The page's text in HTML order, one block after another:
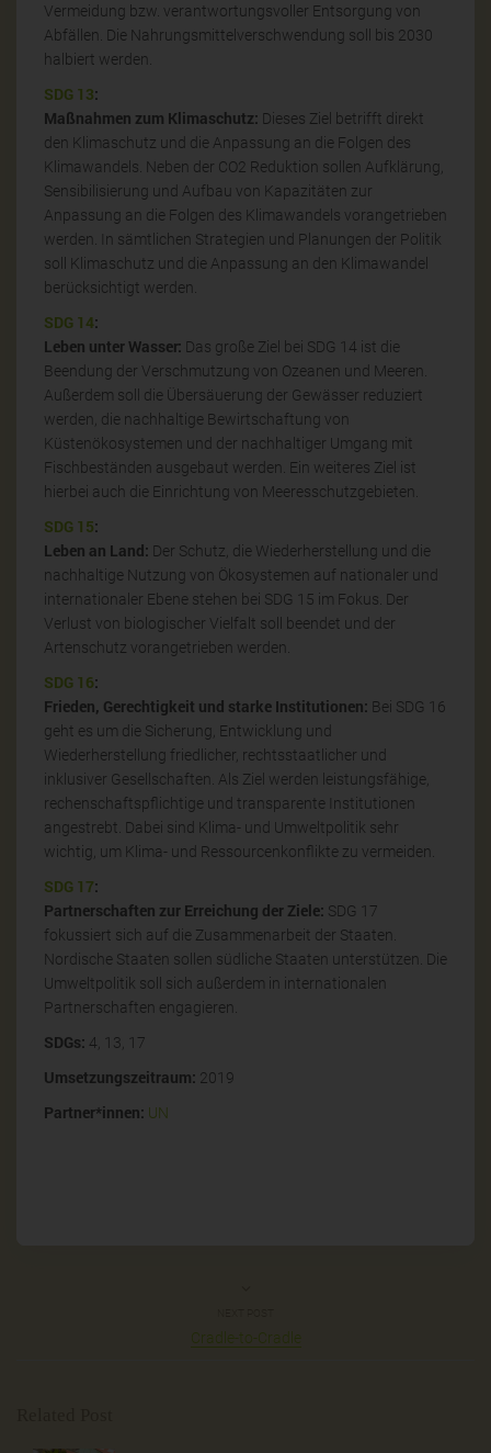
Vermeidung bzw. verantwortungsvoller Entsorgung von
Abfällen. Die Nahrungsmittelverschwendung soll bis 2030
halbiert werden.
SDG 13:
Maßnahmen zum Klimaschutz: Dieses Ziel betrifft direkt
den Klimaschutz und die Anpassung an die Folgen des
Klimawandels. Neben der CO2 Reduktion sollen Aufklärung,
Sensibilisierung und Aufbau von Kapazitäten zur
Anpassung an die Folgen des Klimawandels vorangetrieben
werden. In sämtlichen Strategien und Planungen der Politik
soll Klimaschutz und die Anpassung an den Klimawandel
berücksichtigt werden.
SDG 14:
Leben unter Wasser: Das große Ziel bei SDG 14 ist die
Beendung der Verschmutzung von Ozeanen und Meeren.
Außerdem soll die Übersäuerung der Gewässer reduziert
werden, die nachhaltige Bewirtschaftung von
Küstenökosystemen und der nachhaltiger Umgang mit
Fischbeständen ausgebaut werden. Ein weiteres Ziel ist
hierbei auch die Einrichtung von Meeresschutzgebieten.
SDG 15:
Leben an Land: Der Schutz, die Wiederherstellung und die
nachhaltige Nutzung von Ökosystemen auf nationaler und
internationaler Ebene stehen bei SDG 15 im Fokus. Der
Verlust von biologischer Vielfalt soll beendet und der
Artenschutz vorangetrieben werden.
SDG 16:
Frieden, Gerechtigkeit und starke Institutionen: Bei SDG 16
geht es um die Sicherung, Entwicklung und
Wiederherstellung friedlicher, rechtsstaatlicher und
inklusiver Gesellschaften. Als Ziel werden leistungsfähige,
rechenschaftspflichtige und transparente Institutionen
angestrebt. Dabei sind Klima- und Umweltpolitik sehr
wichtig, um Klima- und Ressourcenkonflikte zu vermeiden.
SDG 17:
Partnerschaften zur Erreichung der Ziele: SDG 17
fokussiert sich auf die Zusammenarbeit der Staaten.
Nordische Staaten sollen südliche Staaten unterstützen. Die
Umweltpolitik soll sich außerdem in internationalen
Partnerschaften engagieren.
SDGs: 4, 13, 17
Umsetzungszeitraum: 2019
Partner*innen: UN
Cradle-to-Cradle